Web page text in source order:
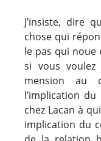
J’insiste, dire
chose qui
le pas qui noue
si vous
mension au
l’implication
chez Lacan à
implication du